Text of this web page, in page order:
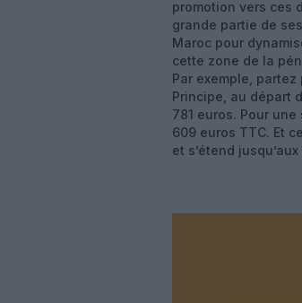
promotion vers ces
grande partie de
Maroc pour
cette zone de la
Par exemple, partez
Principe, au départ
781 euros. Pour
609 euros TTC. Et
et s’étend